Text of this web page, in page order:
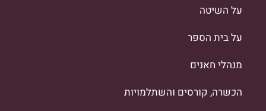
על השיטה
על בית הספר
מנהלי חאנים
הכשרה, קורסים והשתלמויות